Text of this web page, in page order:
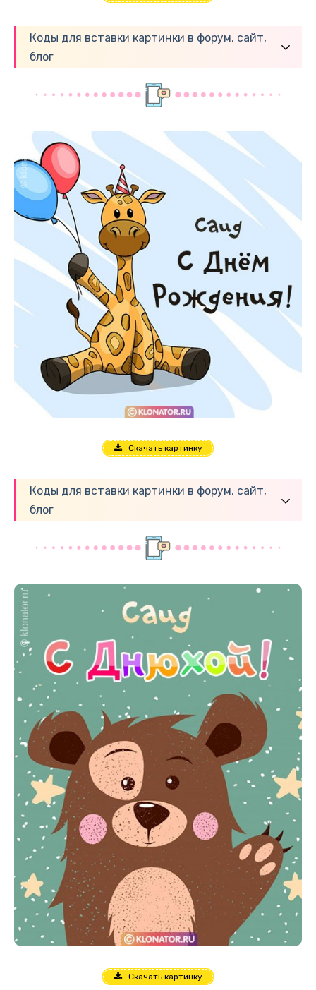
Коды для вставки картинки в форум, сайт,
блог
Скачать картинку
Коды для вставки картинки в форум, сайт,
блог
Скачать картинку